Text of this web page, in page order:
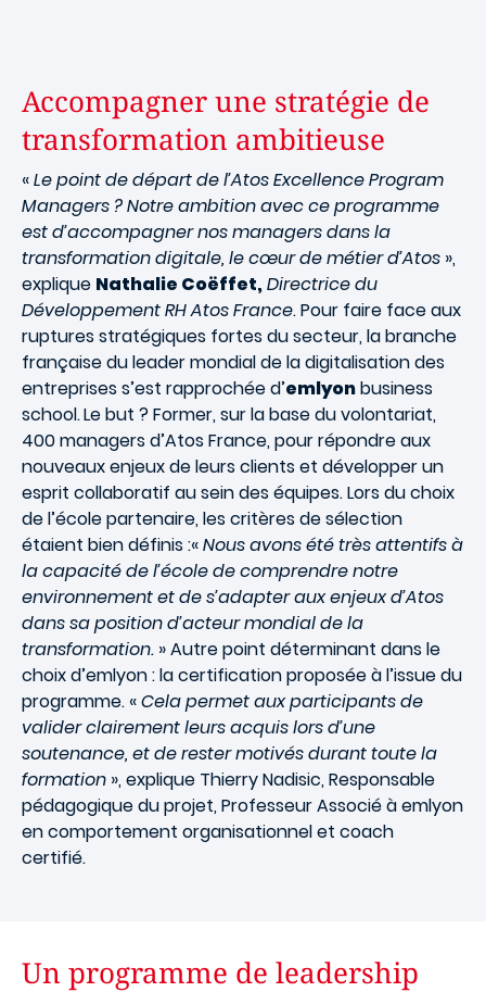
Accompagner une stratégie de
transformation ambitieuse
«Le point de départ de l’Atos Excellence Program
Managers ? Notre ambition avec ce programme
est d’accompagner nos managers dans la
transformation digitale, le cœur de métier d’Atos »,
explique Nathalie Coëffet,Directrice du
Développement RH Atos France. Pour faire face aux
ruptures stratégiques fortes du secteur, la branche
française du leader mondial de la digitalisation des
entreprises s’est rapprochée d’emlyonbusiness
school.Le but ? Former, sur la base du volontariat,
400 managers d’Atos France, pour répondre aux
nouveaux enjeux de leurs clients et développer un
esprit collaboratif au sein des équipes. Lors du choix
de l’école partenaire, les critères de sélection
étaient bien définis :«Nous avons été très attentifs à
la capacité de l’école de comprendre notre
environnement et de s’adapter aux enjeux d’Atos
dans sa position d’acteur mondial de la
transformation. » Autre point déterminant dans le
choix d’emlyon : la certification proposée à l’issue du
programme. «Cela permet aux participants de
valider clairement leurs acquis lors d’une
soutenance, et de rester motivés durant toute la
formation », explique Thierry Nadisic, Responsable
pédagogique du projet, Professeur Associé à emlyon
en comportement organisationnel et coach
certifié.
Un programme de leadership